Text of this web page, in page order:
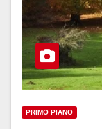
PRIMO PIANO